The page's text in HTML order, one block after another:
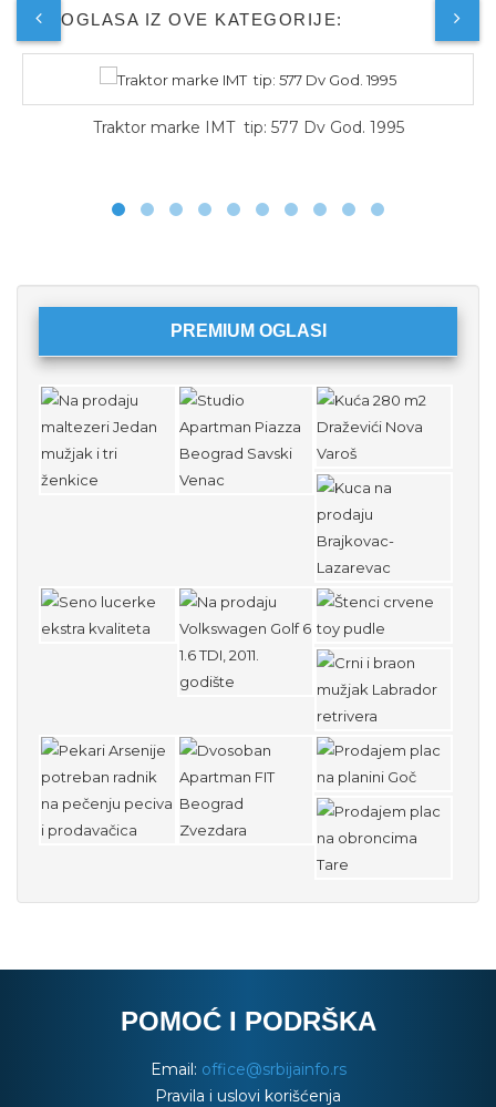
JOŠ OGLASA IZ OVE KATEGORIJE:
Traktor marke IMT tip: 577 Dv God. 1995
PREMIUM OGLASI
POMOĆ I PODRŠKA
Email: office@srbijainfo.rs
Pravila i uslovi korišćenja